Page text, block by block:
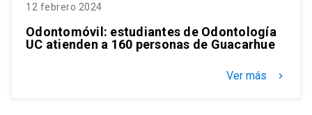
12 febrero 2024
Odontomóvil: estudiantes de Odontología
UC atienden a 160 personas de Guacarhue
Ver más keyboard_arrow_right